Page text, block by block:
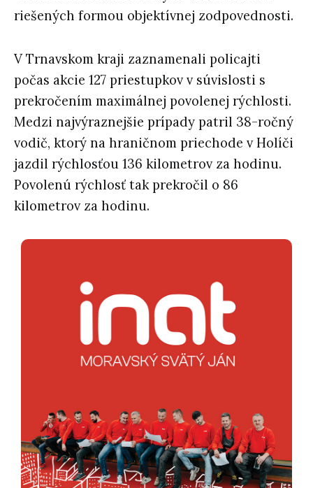
riešených formou objektívnej zodpovednosti.
V Trnavskom kraji zaznamenali policajti
počas akcie 127 priestupkov v súvislosti s
prekročením maximálnej povolenej rýchlosti.
Medzi najvýraznejšie prípady patril 38-ročný
vodič, ktorý na hraničnom priechode v Holíči
jazdil rýchlosťou 136 kilometrov za hodinu.
Povolenú rýchlosť tak prekročil o 86
kilometrov za hodinu.